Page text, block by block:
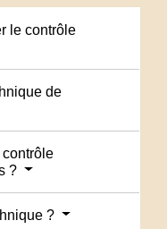
le contrôle
de
?
?